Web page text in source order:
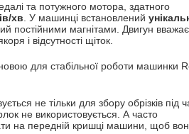
та потужного мотора, здатного
хв . У машинці встановлений
постійними магнітами. Двигун
і відсутності щіток.
для стабільної роботи машинки
не тільки для збору обрізків під
не використовується. А часто
на передній кришці машини, щоб